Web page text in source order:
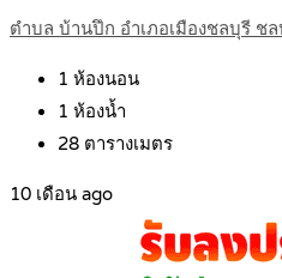
ตำบล บ้านปึก อำเภอเมืองชลบุรี ช
1 ห้องนอน
1 ห้องน้ำ
28 ตารางเมตร
10 เดือน ago